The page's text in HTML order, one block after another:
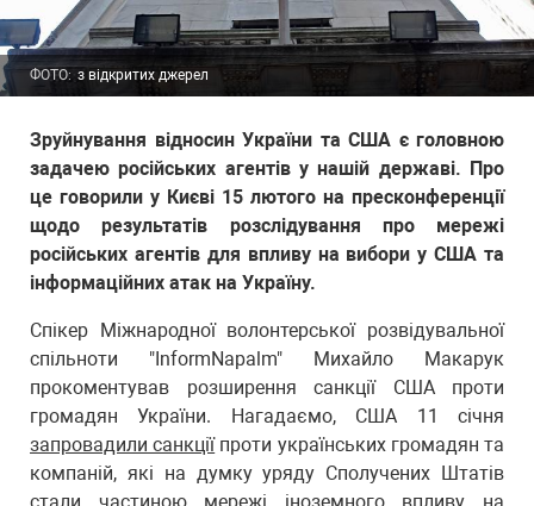
ФОТО: з відкритих джерел
Зруйнування відносин України та США є головною
задачею російських агентів у нашій державі. Про
це говорили у Києві 15 лютого на пресконференції
щодо результатів розслідування про мережі
російських агентів для впливу на вибори у США та
інформаційних атак на Україну.
Спікер Міжнародної волонтерської розвідувальної
спільноти "InformNapalm" Михайло Макарук
прокоментував розширення санкції США проти
громадян України. Нагадаємо, США 11 січня
запровадили санкціїпроти українських громадян та
компаній, які на думку уряду Сполучених Штатів